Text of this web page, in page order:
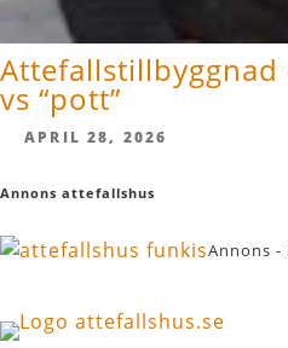
vs “pott”
APRIL 28, 2026
Annons attefallshus
Annons